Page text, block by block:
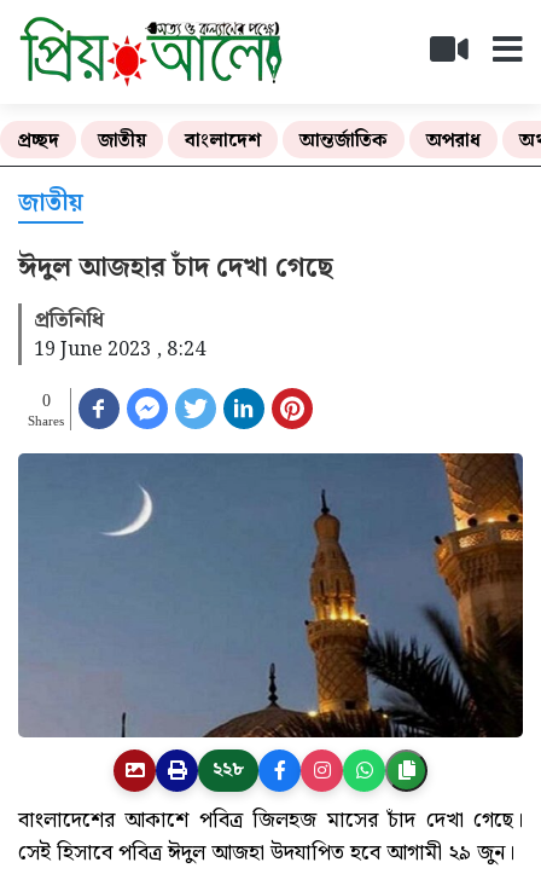
প্রচ্ছদ জাতীয় বাংলাদেশ আন্তর্জাতিক অপরাধ
জাতীয়
ঈদুল আজহার চাঁদ দেখা গেছে
প্রতিনিধি
19 June 2023 , 8:24
0
Shares
২২৮
বাংলাদেশের আকাশে পবিত্র জিলহজ মাসের চাঁদ দেখা গেছে।
সেই হিসাবে পবিত্র ঈদুল আজহা উদযাপিত হবে আগামী ২৯ জুন।